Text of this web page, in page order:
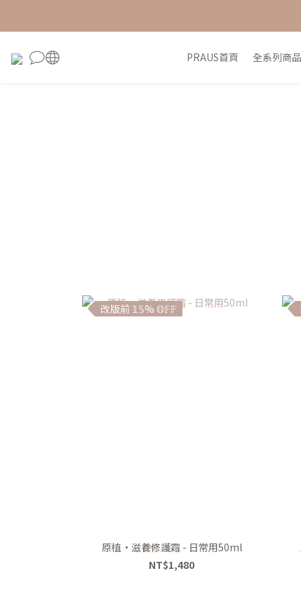
PRAUS首頁 全系列商品
改版前 𝟙𝟝% 𝕆𝔽𝔽
原植•滋養修護霜 - 日常用50ml
NT$1,480